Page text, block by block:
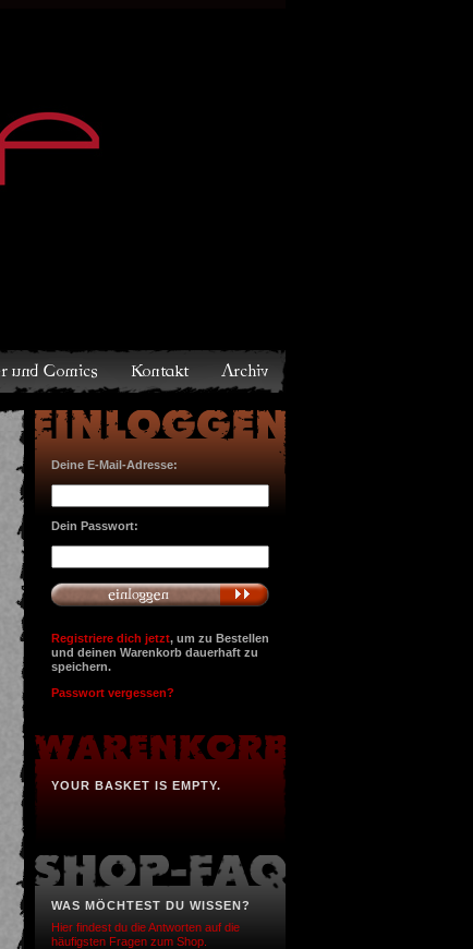
Archiv
Deine E-Mail-Adresse:
Dein Passwort:
Registriere dich jetzt, um zu Bestellen
und deinen Warenkorb dauerhaft zu
speichern.
Passwort vergessen?
YOUR BASKET IS EMPTY.
WAS MÖCHTEST DU WISSEN?
Hier findest du die Antworten auf die
häufigsten Fragen zum Shop.